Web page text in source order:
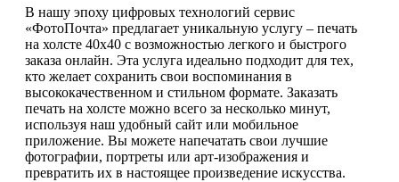
В нашу эпоху цифровых технологий сервис
«ФотоПочта» предлагает уникальную услугу – печать
на холсте 40х40 с возможностью легкого и быстрого
заказа онлайн. Эта услуга идеально подходит для тех,
кто желает сохранить свои воспоминания в
высококачественном и стильном формате. Заказать
печать на холсте можно всего за несколько минут,
используя наш удобный сайт или мобильное
приложение. Вы можете напечатать свои лучшие
фотографии, портреты или арт-изображения и
превратить их в настоящее произведение искусства.